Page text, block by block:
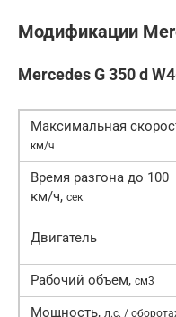
Модификации
Mercedes G 350 d
Максимальная
км/ч
Время разгона до 100
км/ч, сек
Двигатель
Рабочий объем, см3
Мощность, л.с. /